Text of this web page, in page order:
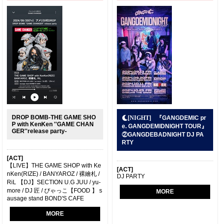
DROP BOMB-THE GAME SHO
P with KenKen ''GAME CHAN
GER''release party-
[ACT]
【LIVE】THE GAME SHOP with Ke
nKen(RIZE) / BANYAROZ / 裸繪札 /
RiL 【DJ】SECTION U.G JUU / yu-
more / DJ 匠 / びゃっこ【FOOD 】 s
ausage stand BOND'S CAFE
MORE
『GANGDEMIC pr
e. GANGDEMIDNIGHT TOUR』
②GANGDEBADNIGHT DJ PA
RTY
[ACT]
DJ PARTY
MORE